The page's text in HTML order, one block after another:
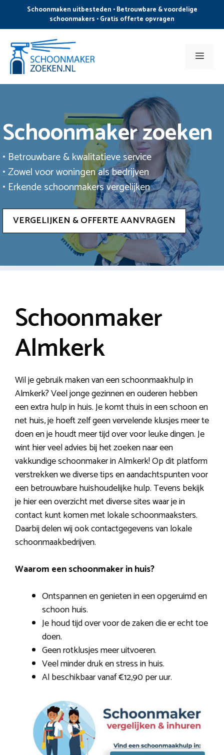
de
inhoud
Schoonmaken uitbesteden • Betrouwbare & voordelige
schoonmakers • Gratis offerte opvragen
Menu
Schoonmaker zoeken
• Betrouwbare & kwalitatieve service
• Zowel voor woningen als bedrijven
• Erkende schoonmakers vergelijken
VERGELIJKEN & OFFERTE AANVRAGEN
Schoonmaker
Almkerk
Wil je gebruik maken van een schoonmaakhulp in
Almkerk? Veel jonge gezinnen en ouderen hebben
een extra hulp in huis. Je komt thuis in een schoon en
net huis, je hoeft zelf geen vervelende klusjes meer te
doen en je houdt meer tijd over voor leuke dingen. Je
wint hier veel advies bij het zoeken naar een
vakkundige schoonmaker in Almkerk! Op dit platform
verstrekken we diverse tips en aandachtspunten voor
een betrouwbare huishoudelijke hulp. Tevens bekijk
je hier een overzicht met diverse sites waar je in
contact kunt komen met lokale schoonmaaksters.
Daarbij delen wij ook contactgegevens van lokale
schoonmaakbedrijven.
Waarom een schoonmaker in huis?
Ontspannen en genieten in een opgeruimd en
schoon huis.
Je houd tijd over voor de zaken die er echt toe
doen.
Geen rotklusjes meer uitvoeren.
Veel minder druk en stress in huis.
Al beschikbaar vanaf €12,90 per uur.